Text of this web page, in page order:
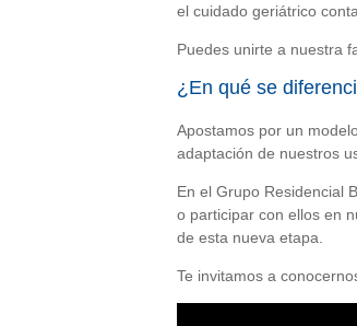
el cuidado geriátrico
Puedes unirte a nuestra
¿En qué se
Apostamos por un
adaptación de nuestros
En el Grupo Residencial
o participar con ellos en
de esta nueva etapa.
Te invitamos a